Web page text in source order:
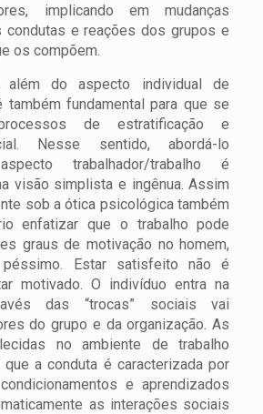
implicando em mudanças
condutas e reações dos grupos e
os compõem.
do aspecto individual de
também fundamental para que se
de estratificação e
Nesse sentido, abordá-lo
trabalhador/trabalho é
visão simplista e ingênua. Assim
sob a ótica psicológica também
enfatizar que o trabalho pode
graus de motivação no homem,
Estar satisfeito não é
motivado. O indivíduo entra na
das “trocas” sociais vai
do grupo e da organização. As
no ambiente de trabalho
a conduta é caracterizada por
e aprendizados
as interações sociais